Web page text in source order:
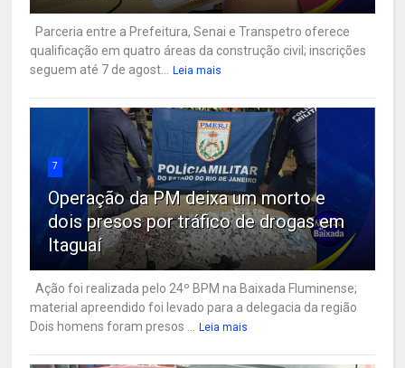
Parceria entre a Prefeitura, Senai e Transpetro oferece
qualificação em quatro áreas da construção civil; inscrições
seguem até 7 de agost...
Leia mais
7
Operação da PM deixa um morto e
dois presos por tráfico de drogas em
Itaguaí
Ação foi realizada pelo 24º BPM na Baixada Fluminense;
material apreendido foi levado para a delegacia da região
Dois homens foram presos ...
Leia mais